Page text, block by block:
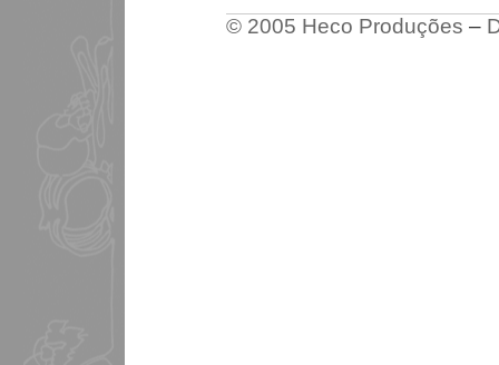
© 2005 Heco Produções –